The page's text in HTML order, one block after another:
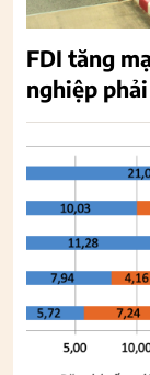
FDI tăng
nghiệp